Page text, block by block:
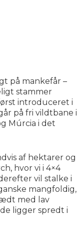
på mankefår –
stammer
introduceret i
på fri vildtbane i
Múrcia i det
af hektarer og
hvor vi i 4×4
vil stalke i
mangfoldig,
med lav
ligger spredt i